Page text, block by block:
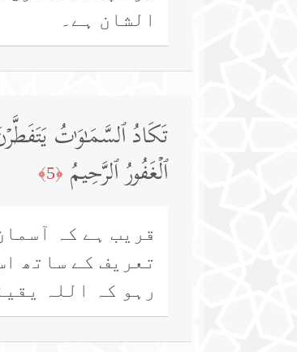
الشان ہے۔
تَكَادُ ٱلسَّمَـٰوَ ٰ⁠تُ
ٱلۡغَفُورُ ٱلرَّحِیمُ ﴿5﴾
قریب ہے کہ
تعریف کے ساتھ
رہو کہ اللہ